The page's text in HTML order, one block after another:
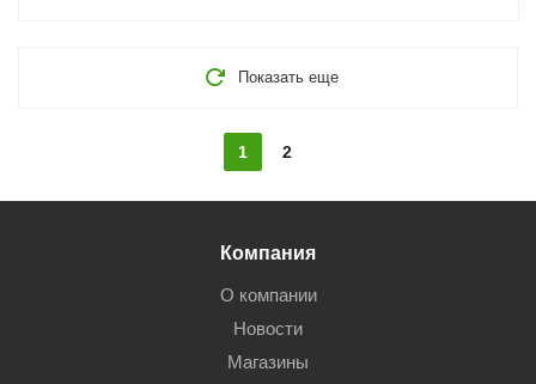
Показать еще
1 2
Компания
О компании
Новости
Магазины